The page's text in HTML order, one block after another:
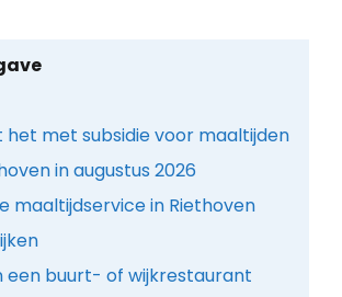
het met subsidie voor maaltijden
in augustus 2026
maaltijdservice in Riethoven
een buurt- of wijkrestaurant